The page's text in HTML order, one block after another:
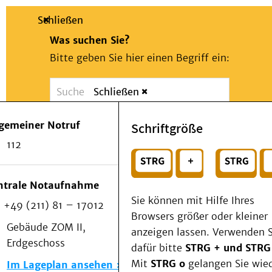
Suche
Schließen
Was suchen Sie?
Bitte geben Sie hier einen Begriff ein:
Suchen
Wählen Sie ein Thema für Ihren
Notfall
Schließen
Notruf
112
Notaufnahme
+49 (211) 81 – 17012
Gebäude ZOM II,
Erdgeschoss
Im Lageplan ansehen
Schriftgröße
Sie können mit Hilfe Ihres
Browsers größer oder kleiner
anzeigen lassen. Verwenden
dafür bitte STRG + und
Mit STRG o gelangen Sie
Patienten & Besucher
Als Patient am UKD
Beratung und Unterstützung
Veranstaltungen
Kommunikation im Medizinwesen (KIM)
Notfall
Forschung & Lehre
Medizinische Fakultät